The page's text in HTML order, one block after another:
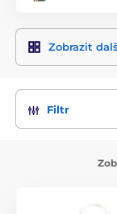
Zobrazit
Filtr